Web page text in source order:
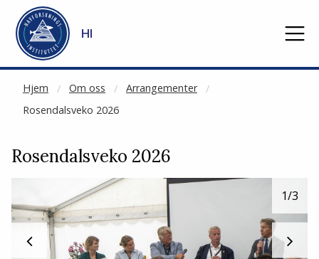
Gå til hovedinnhold
HI
Hjem Om oss
Arrangementer
Rosendalsveko 2026
NOT CACHED
Rosendalsveko 2026
1/3